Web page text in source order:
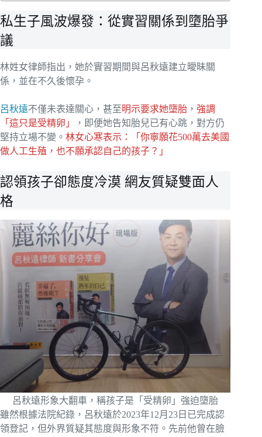
私生子風波爆發：從實習關係到墮胎爭
議
林姓女律師指出，她於實習期間與呂秋遠建立曖昧關
係，並在不久後懷孕。
呂秋遠不僅未表達關心，甚至明示要求她墮胎 ， 強調
「這只是受精卵」
，即便她告知胎兒已有心跳，對方仍
堅持立場不變。 林女心寒表示：「你寧願花500萬去美國
做人工生殖，也不願承認自己的孩子？」
認領孩子卻態度冷漠 網友質疑雙面人
格
呂秋遠形象大翻車，稱孩子是「受精卵」強迫墮胎
雖然根據法院紀錄，呂秋遠於2023年12月23日已完成認
領登記，但外界質疑其態度與形象不符。先前他曾在臉